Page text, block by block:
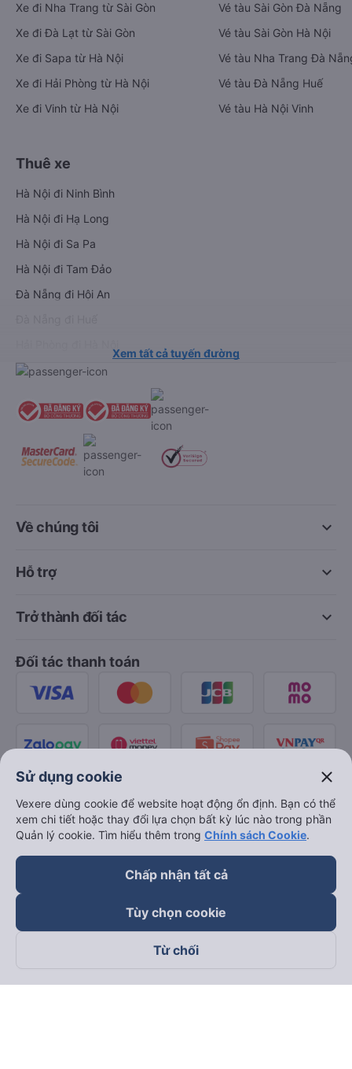
Xe đi Nha Trang từ Sài Gòn
Xe đi Đà Lạt từ Sài Gòn
Xe đi Sapa từ Hà Nội
Xe đi Hải Phòng từ Hà Nội
Xe đi Vinh từ Hà Nội
Vé tàu Sài Gòn Đà Nẵng
Vé tàu Sài Gòn Hà Nội
Vé tàu Nha Trang Đà
Vé tàu Đà Nẵng Huế
Vé tàu Hà Nội Vinh
Thuê xe
Hà Nội đi Ninh Bình
Hà Nội đi Hạ Long
Hà Nội đi Sa Pa
Hà Nội đi Tam Đảo
Đà Nẵng đi Hội An
Xem tất cả tuyến đường
keyboard_arrow_down
Về chúng tôi
keyboard_arrow_down
Hỗ trợ
keyboard_arrow_down
Trở thành đối tác
Đối tác thanh toán
Sử dụng cookie close
Vexere dùng cookie để website hoạt động ổn định. Bạn có thể
xem chi tiết hoặc thay đổi lựa chọn bất kỳ lúc nào trong phần
Quản lý cookie. Tìm hiểu thêm trong Chính sách Cookie.
Chấp nhận tất cả
Tùy chọn cookie
Từ chối